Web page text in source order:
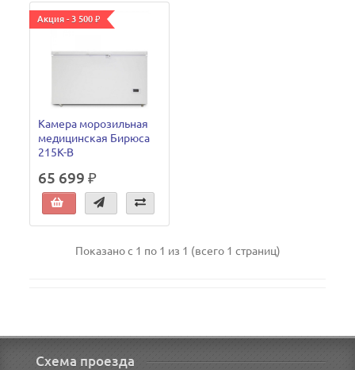
Акция - 3 500 ₽
Камера морозильная
медицинская Бирюса
215K-B
65 699 ₽
Показано с 1 по 1 из 1 (всего 1 страниц)
Схема проезда